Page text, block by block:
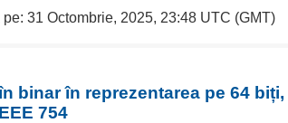
31 Octombrie, 2025, 23:48 UTC (GMT)
binar în reprezentarea pe 64
754